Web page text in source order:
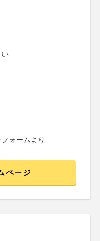
ォームより
ページ